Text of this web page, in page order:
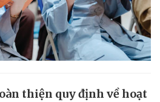
thiện quy định về hoạt